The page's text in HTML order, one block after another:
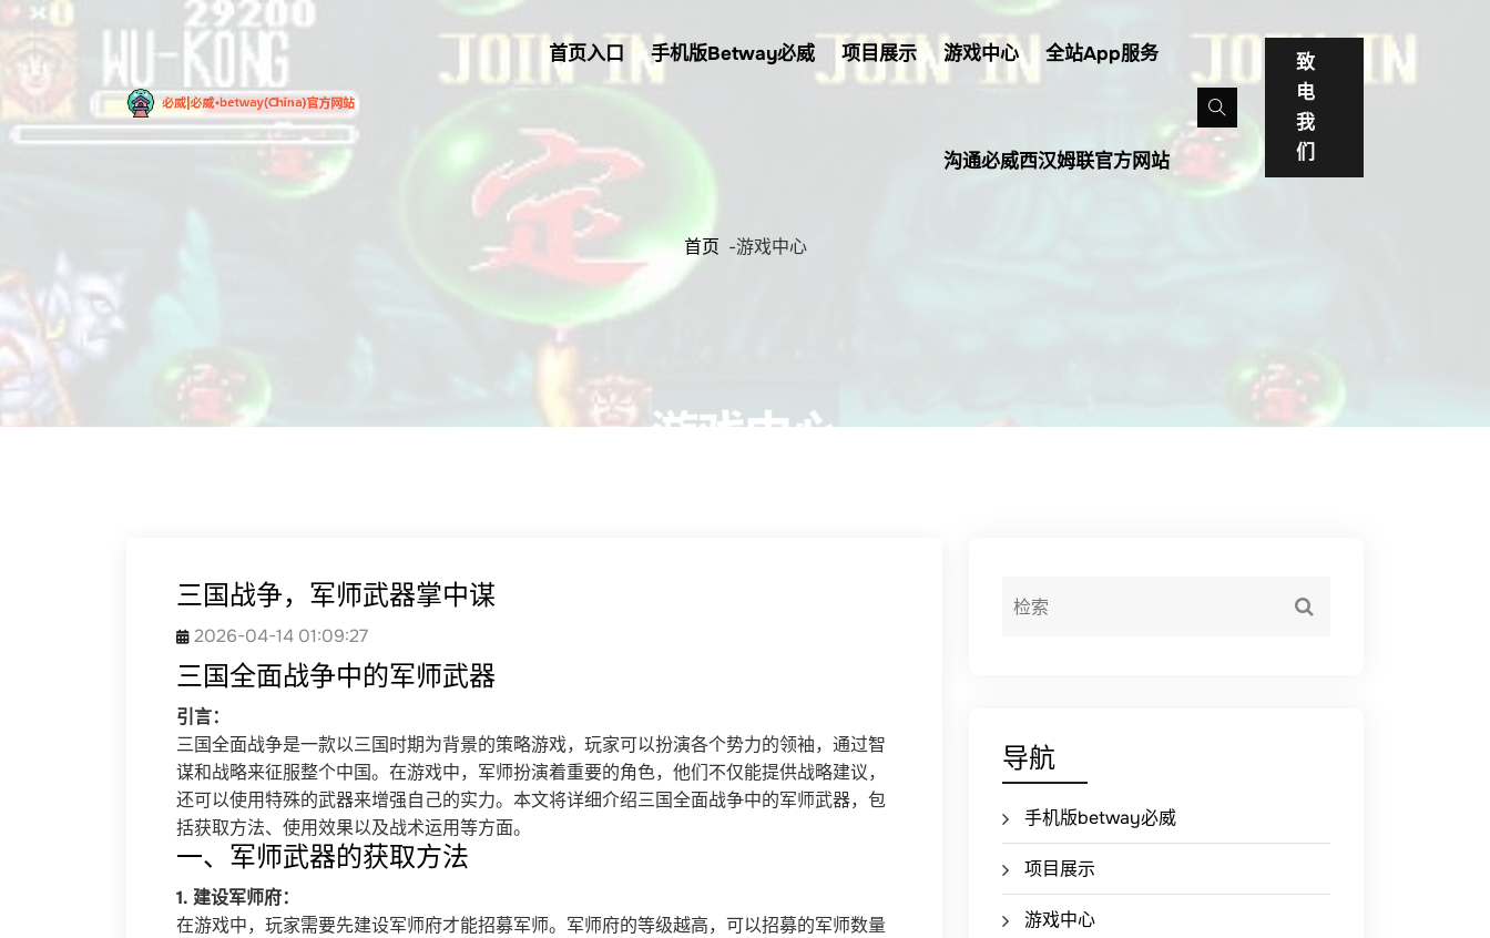
首页入口 手机版betway必威 项目展示 游戏中心 全站app服务
沟通必威西汉姆联官方网站
致
电
我
们
首页 -游戏中心
三国战争，军师武器掌中谋
2026-04-14 01:09:27
三国全面战争中的军师武器
引言：
三国全面战争是一款以三国时期为背景的策略游戏，玩家可以扮演各个势力的领袖，通过智
谋和战略来征服整个中国。在游戏中，军师扮演着重要的角色，他们不仅能提供战略建议，
还可以使用特殊的武器来增强自己的实力。本文将详细介绍三国全面战争中的军师武器，包
括获取方法、使用效果以及战术运用等方面。
一、军师武器的获取方法
1. 建设军师府：
在游戏中，玩家需要先建设军师府才能招募军师。军师府的等级越高，可以招募的军师数量
导航
手机版betway必威
项目展示
游戏中心